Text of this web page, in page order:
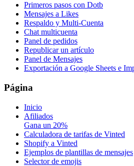
Primeros pasos con Dotb
Mensajes a Likes
Respaldo y Multi-Cuenta
Chat multicuenta
Panel de pedidos
Republicar un artículo
Panel de Mensajes
Exportación a Google Sheets e
Página
Inicio
Afiliados
Gana un 20%
Calculadora de tarifas de Vinted
Shopify a Vinted
Ejemplos de plantillas de mensajes
Selector de emojis